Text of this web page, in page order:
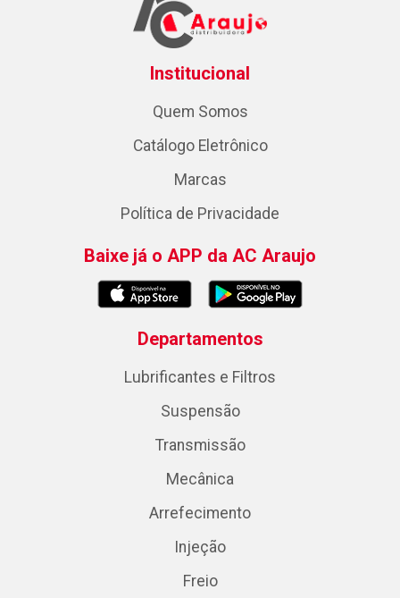
Institucional
Quem Somos
Catálogo Eletrônico
Marcas
Política de Privacidade
Baixe já o APP da AC Araujo
Departamentos
Lubrificantes e Filtros
Suspensão
Transmissão
Mecânica
Arrefecimento
Injeção
Freio